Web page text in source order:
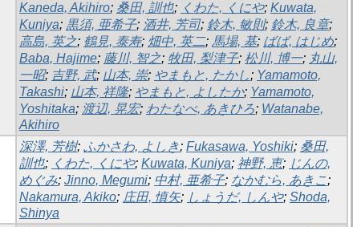
Kaneda, Akihiro; 桑田, 訓也; くわた, くにや; Kuwata,
Kuniya; 黒須, 亜希子; 酒井, 芳司; 鈴木, 敏則; 鈴木, 良章;
高島, 英之; 鶴見, 泰寿; 畑中, 英二; 馬場, 基; ばば, はじめ;
Baba, Hajime; 藤川, 智之; 牧田, 梨津子; 松川, 博一; 丸山,
一昭; 吉野, 武; 山本, 崇; やまもと, たかし; Yamamoto,
Takashi; 山本, 祥隆; やまもと, よしたか; Yamamoto,
Yoshitaka; 渡辺, 晃宏; わたなべ, あきひろ; Watanabe,
Akihiro
深澤, 芳樹; ふかさわ, よしき; Fukasawa, Yoshiki; 桑田,
訓也; くわた, くにや; Kuwata, Kuniya; 神野, 恵; じんの,
めぐみ; Jinno, Megumi; 中村, 亜希子; なかむら, あきこ;
Nakamura, Akiko; 庄田, 慎矢; しょうだ, しんや; Shoda,
Shinya